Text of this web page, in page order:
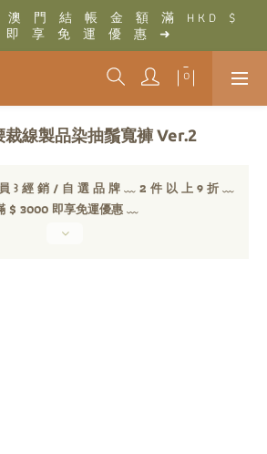
金　額　滿　T W D　$　3 0 0 0　即　享
免　運　優　惠　➜
　澳　門　結　帳　金　額　滿　H K D　$
即　享　免　運　優　惠　➜
金　額　滿　T W D　$　3 0 0 0　即　享
免　運　優　惠　➜
裁線製品染抽鬚寬褲 Ver.2
꒱ 經 銷 / 自 選 品 牌 ﹏ 2 件 以 上 9 折 ﹏
$ 3000 即享免運優惠 ﹏